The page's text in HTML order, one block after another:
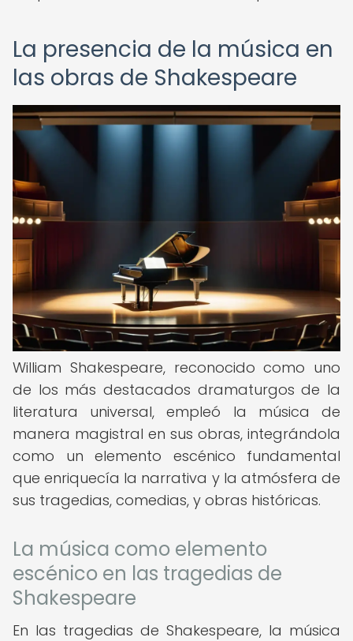
La presencia de la música en
las obras de Shakespeare
William Shakespeare, reconocido como uno
de los más destacados dramaturgos de la
literatura universal, empleó la música de
manera magistral en sus obras, integrándola
como un elemento escénico fundamental
que enriquecía la narrativa y la atmósfera de
sus tragedias, comedias, y obras históricas.
La música como elemento
escénico en las tragedias de
Shakespeare
En las tragedias de Shakespeare, la música